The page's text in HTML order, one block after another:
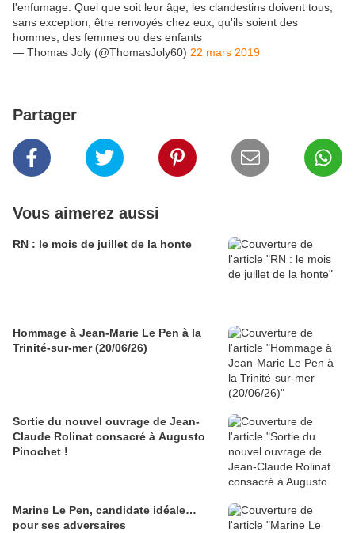
l'enfumage. Quel que soit leur âge, les clandestins doivent tous,
sans exception, être renvoyés chez eux, qu'ils soient des
hommes, des femmes ou des enfants
— Thomas Joly (@ThomasJoly60) 22 mars 2019
Partager
Vous aimerez aussi
RN : le mois de juillet de la honte
Hommage à Jean-Marie Le Pen à la
Trinité-sur-mer (20/06/26)
Sortie du nouvel ouvrage de Jean-
Claude Rolinat consacré à Augusto
Pinochet !
Marine Le Pen, candidate idéale…
pour ses adversaires